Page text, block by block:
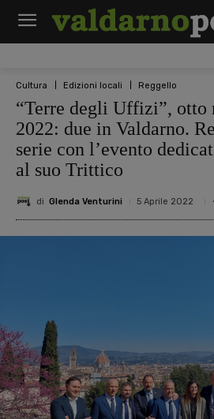
Cultura Edizioni locali Reggello
“Terre degli Uffizi”, otto
2022: due in Valdarno.
serie con l’evento
al suo Trittico
di Glenda Venturini 5 Aprile 2022